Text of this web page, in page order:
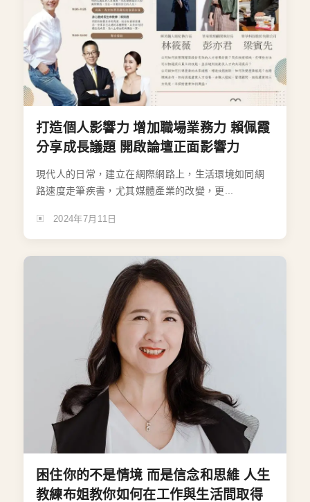
打造個人影響力 增加職場業務力 賴佩霞
分享成長議題 開啟論壇正面影響力
現代人的日常，建立在網際網路上，生活環境如同網
路速度走筆疾書，尤其媒體產業的改變，更...
2024年7月11日
困住你的不是情境 而是信念和思維 人生
教練布姐教你如何在工作與生活間取得